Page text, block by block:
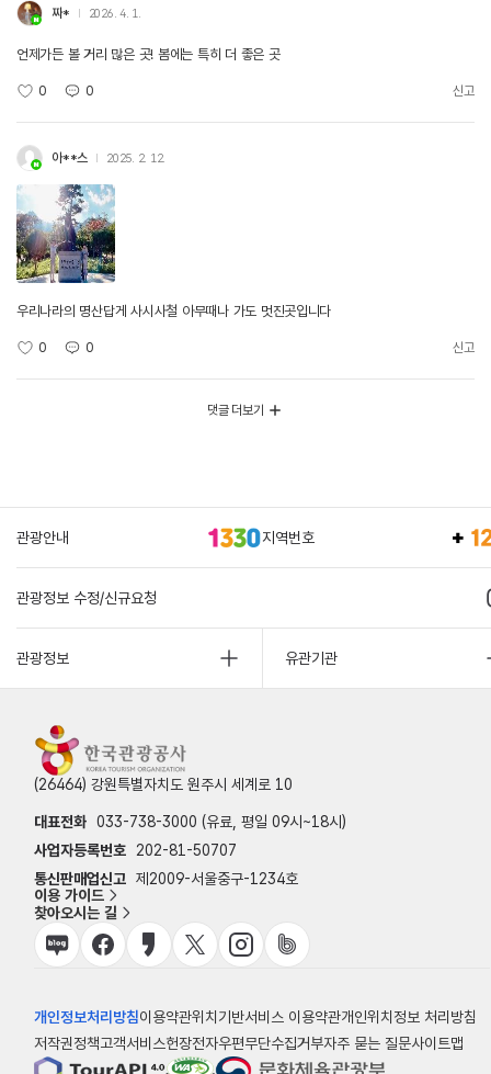
짜* 2026. 4. 1.
언제가든 볼 거리 많은 곳! 봄에는 특히 더 좋은 곳
0 0 신고
아**스 2025. 2. 12.
우리나라의 명산답게 사시사철 아무때나 가도 멋진곳입니다
0 0 신고
댓글 더보기
관광안내 지역번호
관광정보 수정/신규요청
관광정보 유관기관
(26464) 강원특별자치도 원주시 세계로 10
대표전화 033-738-3000 (유료, 평일 09시~18시)
사업자등록번호
202-81-50707
통신판매업신고 제2009-서울중구-1234호
이용 가이드
찾아오시는 길
개인정보처리방침이용약관위치기반서비스 이용약관개인위치정보 처리방침
저작권정책고객서비스헌장전자우편무단수집거부자주 묻는 질문사이트맵